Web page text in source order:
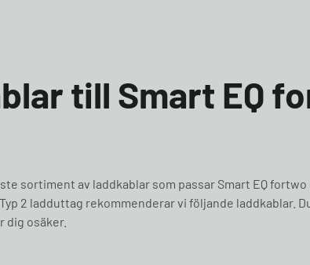
till Smart EQ
sortiment av laddkablar som passar Smart EQ
2 ladduttag rekommenderar vi följande laddkablar.
dig osäker.